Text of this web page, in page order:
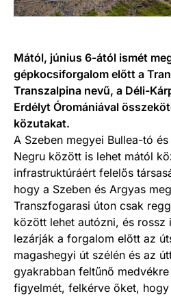
Mától, június 6-ától ismét
gépkocsiforgalom előtt a
Transzalpina nevű, a Déli-
Erdélyt Óromániával
közutakat.
A Szeben megyei Bullea-tó
Negru között is lehet mától
infrastruktúráért felelős
hogy a Szeben és Argyas
Transzfogarasi úton csak
között lehet autózni, és rossz
lezárják a forgalom előtt az
magashegyi út szélén és az
gyakrabban feltűnő
figyelmét, felkérve őket,